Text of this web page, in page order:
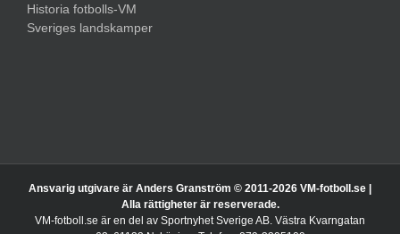
Historia fotbolls-VM
Sveriges landskamper
Ansvarig utgivare är Anders Granström © 2011-2026 VM-fotboll.se |
Alla rättigheter är reserverade.
VM-fotboll.se är en del av Sportnyhet Sverige AB. Västra Kvarngatan